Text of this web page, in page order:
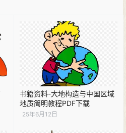
书籍资料-大地构造与中国区域
地质简明教程PDF下载
25年6月12日